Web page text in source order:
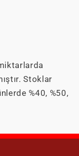
Stoklar
%40, %50,